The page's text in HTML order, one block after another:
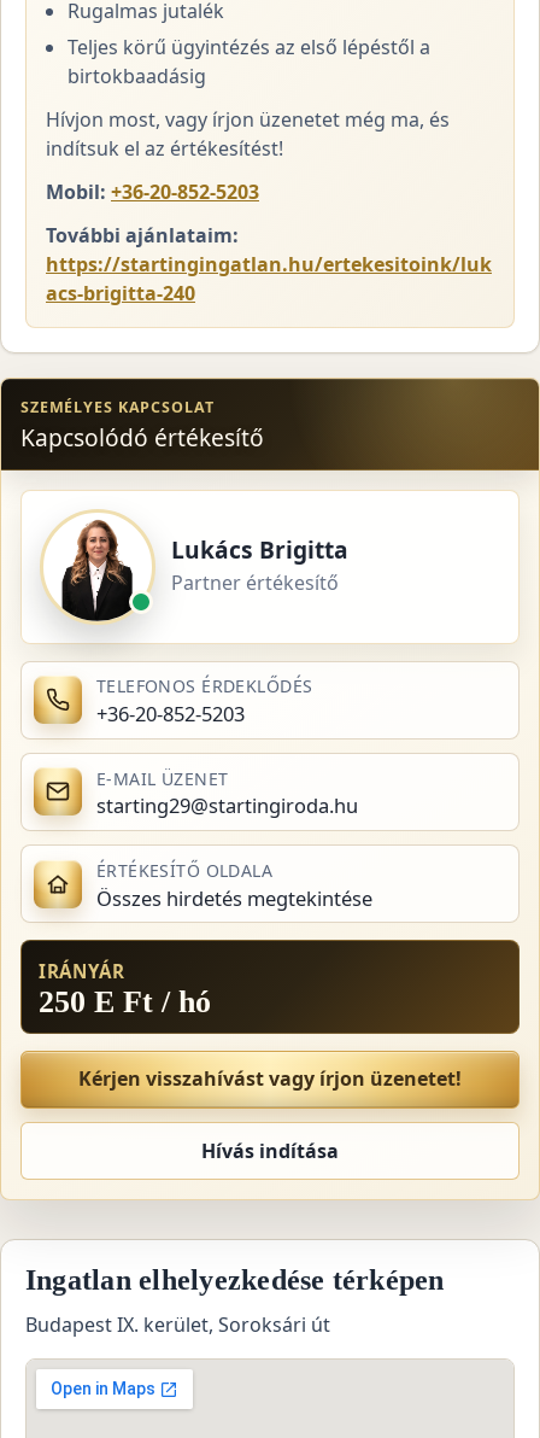
Rugalmas jutalék
Teljes körű ügyintézés az első lépéstől a
birtokbaadásig
Hívjon most, vagy írjon üzenetet még ma, és
indítsuk el az értékesítést!
Mobil: +36-20-852-5203
További ajánlataim:
https://startingingatlan.hu/ertekesitoink/luk
acs-brigitta-240
SZEMÉLYES KAPCSOLAT
Kapcsolódó értékesítő
Lukács Brigitta
Partner értékesítő
TELEFONOS ÉRDEKLŐDÉS
+36-20-852-5203
E-MAIL ÜZENET
starting29@startingiroda.hu
ÉRTÉKESÍTŐ OLDALA
Összes hirdetés megtekintése
IRÁNYÁR
250 E Ft / hó
Kérjen visszahívást vagy írjon üzenetet!
Hívás indítása
Ingatlan elhelyezkedése térképen
Budapest IX. kerület, Soroksári út